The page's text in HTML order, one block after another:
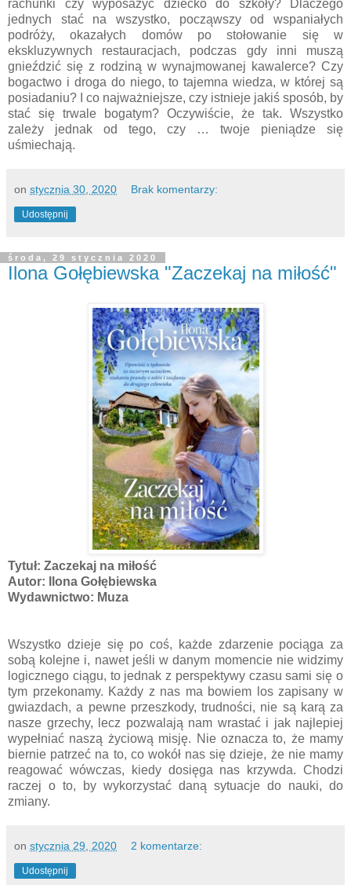
rachunki czy wyposażyć dziecko do szkoły? Dlaczego
jednych stać na wszystko, począwszy od wspaniałych
podróży, okazałych domów po stołowanie się w
ekskluzywnych restauracjach, podczas gdy inni muszą
gnieździć się z rodziną w wynajmowanej kawalerce? Czy
bogactwo i droga do niego, to tajemna wiedza, w której są
posiadaniu? I co najważniejsze, czy istnieje jakiś sposób, by
stać się trwale bogatym? Oczywiście, że tak. Wszystko
zależy jednak od tego, czy … twoje pieniądze się
uśmiechają.
on stycznia 30, 2020 Brak komentarzy:
Udostępnij
środa, 29 stycznia 2020
Ilona Gołębiewska "Zaczekaj na miłość"
Tytuł: Zaczekaj na miłość
Autor: Ilona Gołębiewska
Wydawnictwo: Muza
Wszystko dzieje się po coś, każde zdarzenie pociąga za
sobą kolejne i, nawet jeśli w danym momencie nie widzimy
logicznego ciągu, to jednak z perspektywy czasu sami się o
tym przekonamy. Każdy z nas ma bowiem los zapisany w
gwiazdach, a pewne przeszkody, trudności, nie są karą za
nasze grzechy, lecz pozwalają nam wrastać i jak najlepiej
wypełniać naszą życiową misję. Nie oznacza to, że mamy
biernie patrzeć na to, co wokół nas się dzieje, że nie mamy
reagować wówczas, kiedy dosięga nas krzywda. Chodzi
raczej o to, by wykorzystać daną sytuacje do nauki, do
zmiany.
on stycznia 29, 2020 2 komentarze:
Udostępnij